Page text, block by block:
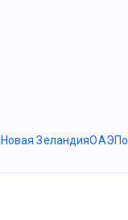
Новая ЗеландияОАЭ